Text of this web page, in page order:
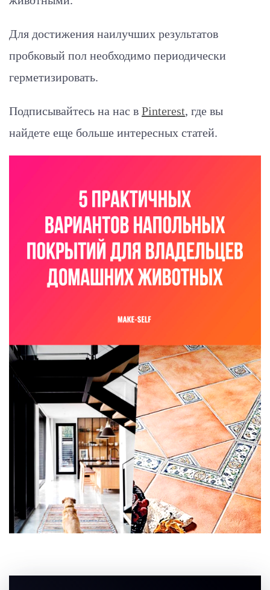
Для достижения наилучших результатов
пробковый пол необходимо периодически
герметизировать.
Подписывайтесь на нас в Pinterest, где вы
найдете еще больше интересных статей.